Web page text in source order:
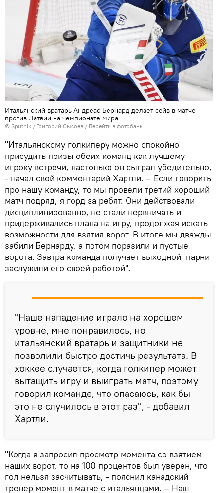
Итальянский вратарь Андреас Бернард делает сейв в матче
против Латвии на чемпионате мира
© Sputnik / Григорий Сысоев / Перейти в фотобанк
"Итальянскому голкиперу можно спокойно
присудить призы обеих команд как лучшему
игроку встречи, настолько он сыграл убедительно,
- начал свой комментарий Хартли. – Если говорить
про нашу команду, то мы провели третий хороший
матч подряд, я горд за ребят. Они действовали
дисциплинированно, не стали нервничать и
придерживались плана на игру, продолжая искать
возможности для взятия ворот. В итоге мы дважды
забили Бернарду, а потом поразили и пустые
ворота. Завтра команда получает выходной, парни
заслужили его своей работой".
"Наше нападение играло на хорошем
уровне, мне понравилось, но
итальянский вратарь и защитники не
позволили быстро достичь результата. В
хоккее случается, когда голкипер может
вытащить игру и выиграть матч, поэтому
говорил команде, что опасаюсь, как бы
это не случилось в этот раз", - добавил
Хартли.
"Когда я запросил просмотр момента со взятием
наших ворот, то на 100 процентов был уверен, что
гол нельзя засчитывать, - пояснил канадский
тренер момент в матче с итальянцами. – Наш